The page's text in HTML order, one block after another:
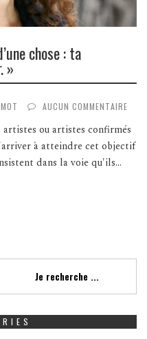
chose : ta
»
AUCUN COMMENTAIRE
ou artistes confirmés
à atteindre cet objectif
dans la voie qu'ils...
Je recherche ...